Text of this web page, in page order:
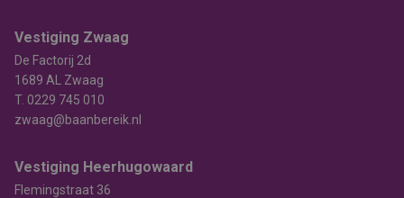
Vestiging Zwaag
De Factorij 2d
1689 AL Zwaag
T. 0229 745 010
zwaag@baanbereik.nl
Vestiging Heerhugowaard
Flemingstraat 36